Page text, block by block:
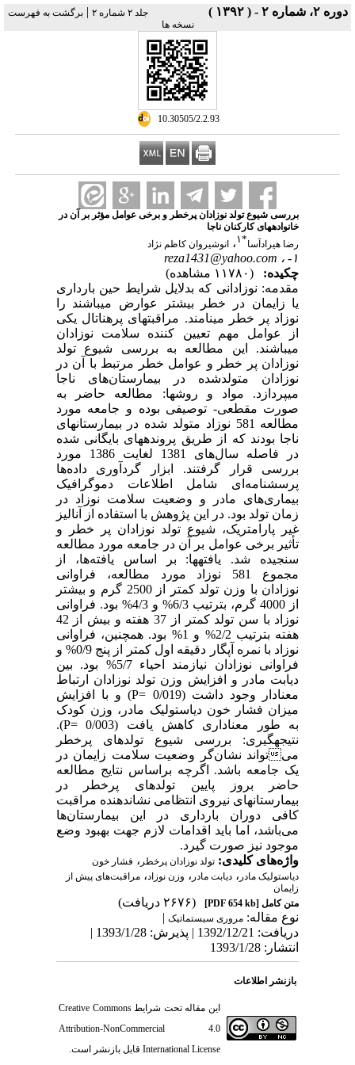
دوره ۲، شماره ۲ - ( ۱۳۹۲ ) جلد ۲ شماره ۲ |برگشت به فهرست
نسخه ها
‎ 10.30505/2.2.93
بررسی شیوع تولد نوزادان پرخطر و برخی عوامل مؤثر بر آن در
خانواده‏های کارکنان ناجا
رضا هیرادآسا*۱ ، انوشیروان کاظم نژاد
۱- ،
reza1431@yahoo.com
چکیده:
(۱۱۷۸۰ مشاهده)
مقدمه: نوزادانی که بدلایل شرایط حین بارداری
یا زایمان در خطر بیشتر عوارض می‏باشند را
نوزاد پر خطر می‏نامند. مراقبت‏های پره‏ناتال یکی
از عوامل مهم تعیین کننده سلامت نوزادان
می‏باشند. این مطالعه به بررسی شیوع تولد
نوزادان پر خطر و عوامل خطر مرتبط با آن در
نوزادان متولد‌شده در بیمارستان‌های ناجا
می‏پردازد. مواد و روش‏ها: مطالعه حاضر به
صورت مقطعی‌- توصیفی بوده و جامعه مورد
مطالعه 581 نوزاد متولد شده در بیمارستان‏های
ناجا بودند که از طریق پرونده‏های بایگانی شده
در فاصله سال‌های ‌1381 لغایت 1386 مورد
بررسی قرار گرفتند. ابزار گردآوری داده‌ها
پرسشنامه‌ای شامل اطلاعات دموگرافیک
بیماری‌های مادر و وضعیت سلامت نوزاد در
زمان تولد‌ بود. در این پژوهش با استفاده از آنالیز
غیر پارامتریک، شیوع تولد نوزادان پر خطر و
تأثیر برخی عوامل بر آن در جامعه مورد مطالعه
سنجیده شد‌. یافته‏ها: بر اساس یافته‌ها، از
مجموع 581 نوزاد مورد مطالعه، فراوانی
نوزادان با وزن تولد کمتر از 2500 گرم و بیشتر
از 4000 گرم، بترتیب 6/3% و 4/3% بود. فراوانی
نوزاد با سن تولد کمتر از 37 هفته و بیش از 42
هفته بترتیب 2/2% و 1% بود. همچنین، فراوانی
نوزاد با نمره آپگار ‌دقیقه اول کمتر از پنج 0/9% و
فراوانی نوزادان نیازمند احیاء 5/7% بود. بین
دیابت مادر و افزایش وزن تولد نوزادان ارتباط
معنادار وجود داشت (0/019 =P) و با افزایش
میزان فشار خون دیاستولیک مادر، وزن کودک
به طور معناداری کاهش یافت (0/003 =P).
نتیجه‏گیری: بررسی شیوع تولدهای پرخطر
میتواند نشان‌گر وضعیت سلامت زایمان در
یک جامعه باشد. اگرچه براساس نتایج مطالعه
حاضر بروز پایین تولدهای پرخطر در
بیمارستانهای نیروی انتظامی نشان‏دهنده مراقبت
کافی دوران بارداری در این بیمارستان‌ها
می‌باشد‌‌، اما باید اقدامات لازم جهت بهبود وضع
موجود نیز صورت گیرد.
واژه‌های کلیدی: تولد نوزادان پرخطر ، فشار خون
دیاستولیک مادر ، دیابت مادر ، وزن نوزاد، مراقبت‌های پیش از
زایمان
متن کامل[PDF 654 kb]
(۲۶۷۶ دریافت)
نوع مقاله: مروری سيستماتيک|
دریافت: 1392/12/21 | پذیرش: 1393/1/28 |
انتشار: 1393/1/28
بازنشر اطلاعات
این مقاله تحت شرایطCreative Commons
Attribution-NonCommercial 4.0
International License قابل بازنشر است.